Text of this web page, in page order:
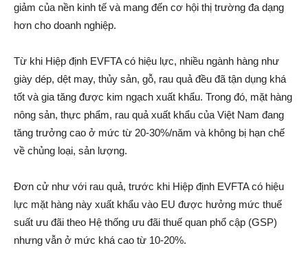
giảm của nền kinh tế và mang đến cơ hội thị trường đa dạng
hơn cho doanh nghiệp.
Từ khi Hiệp định EVFTA có hiệu lực, nhiều ngành hàng như
giày dép, dệt may, thủy sản, gỗ, rau quả đều đã tận dụng khá
tốt và gia tăng được kim ngạch xuất khẩu. Trong đó, mặt hàng
nông sản, thực phẩm, rau quả xuất khẩu của Việt Nam đang
tăng trưởng cao ở mức từ 20-30%/năm và không bị hạn chế
về chủng loại, sản lượng.
Đơn cử như với rau quả, trước khi Hiệp định EVFTA có hiệu
lực mặt hàng này xuất khẩu vào EU được hưởng mức thuế
suất ưu đãi theo Hệ thống ưu đãi thuế quan phổ cập (GSP)
nhưng vẫn ở mức khá cao từ 10-20%.